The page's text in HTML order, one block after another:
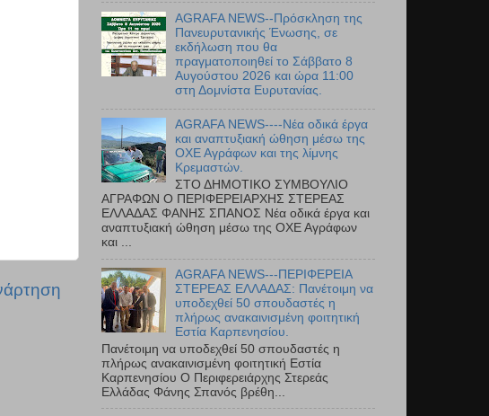
AGRAFA NEWS--Πρόσκληση της
Πανευρυτανικής Ένωσης, σε
εκδήλωση που θα
πραγματοποιηθεί το Σάββατο 8
Αυγούστου 2026 και ώρα 11:00
στη Δομνίστα Ευρυτανίας.
AGRAFA NEWS----Νέα οδικά έργα
και αναπτυξιακή ώθηση μέσω της
ΟΧΕ Αγράφων και της λίμνης
Κρεμαστών.
ΣΤΟ ΔΗΜΟΤΙΚΟ ΣΥΜΒΟΥΛΙΟ
ΑΓΡΑΦΩΝ Ο ΠΕΡΙΦΕΡΕΙΑΡΧΗΣ ΣΤΕΡΕΑΣ
ΕΛΛΑΔΑΣ ΦΑΝΗΣ ΣΠΑΝΟΣ Νέα οδικά έργα και
αναπτυξιακή ώθηση μέσω της ΟΧΕ Αγράφων
και ...
AGRAFA NEWS---ΠΕΡΙΦΕΡΕΙΑ
ΣΤΕΡΕΑΣ ΕΛΛΑΔΑΣ: Πανέτοιμη να
υποδεχθεί 50 σπουδαστές η
πλήρως ανακαινισμένη φοιτητική
Εστία Καρπενησίου.
Πανέτοιμη να υποδεχθεί 50 σπουδαστές η
πλήρως ανακαινισμένη φοιτητική Εστία
Καρπενησίου Ο Περιφερειάρχης Στερεάς
Ελλάδας Φάνης Σπανός βρέθη...